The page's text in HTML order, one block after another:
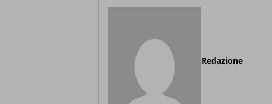
Redazione